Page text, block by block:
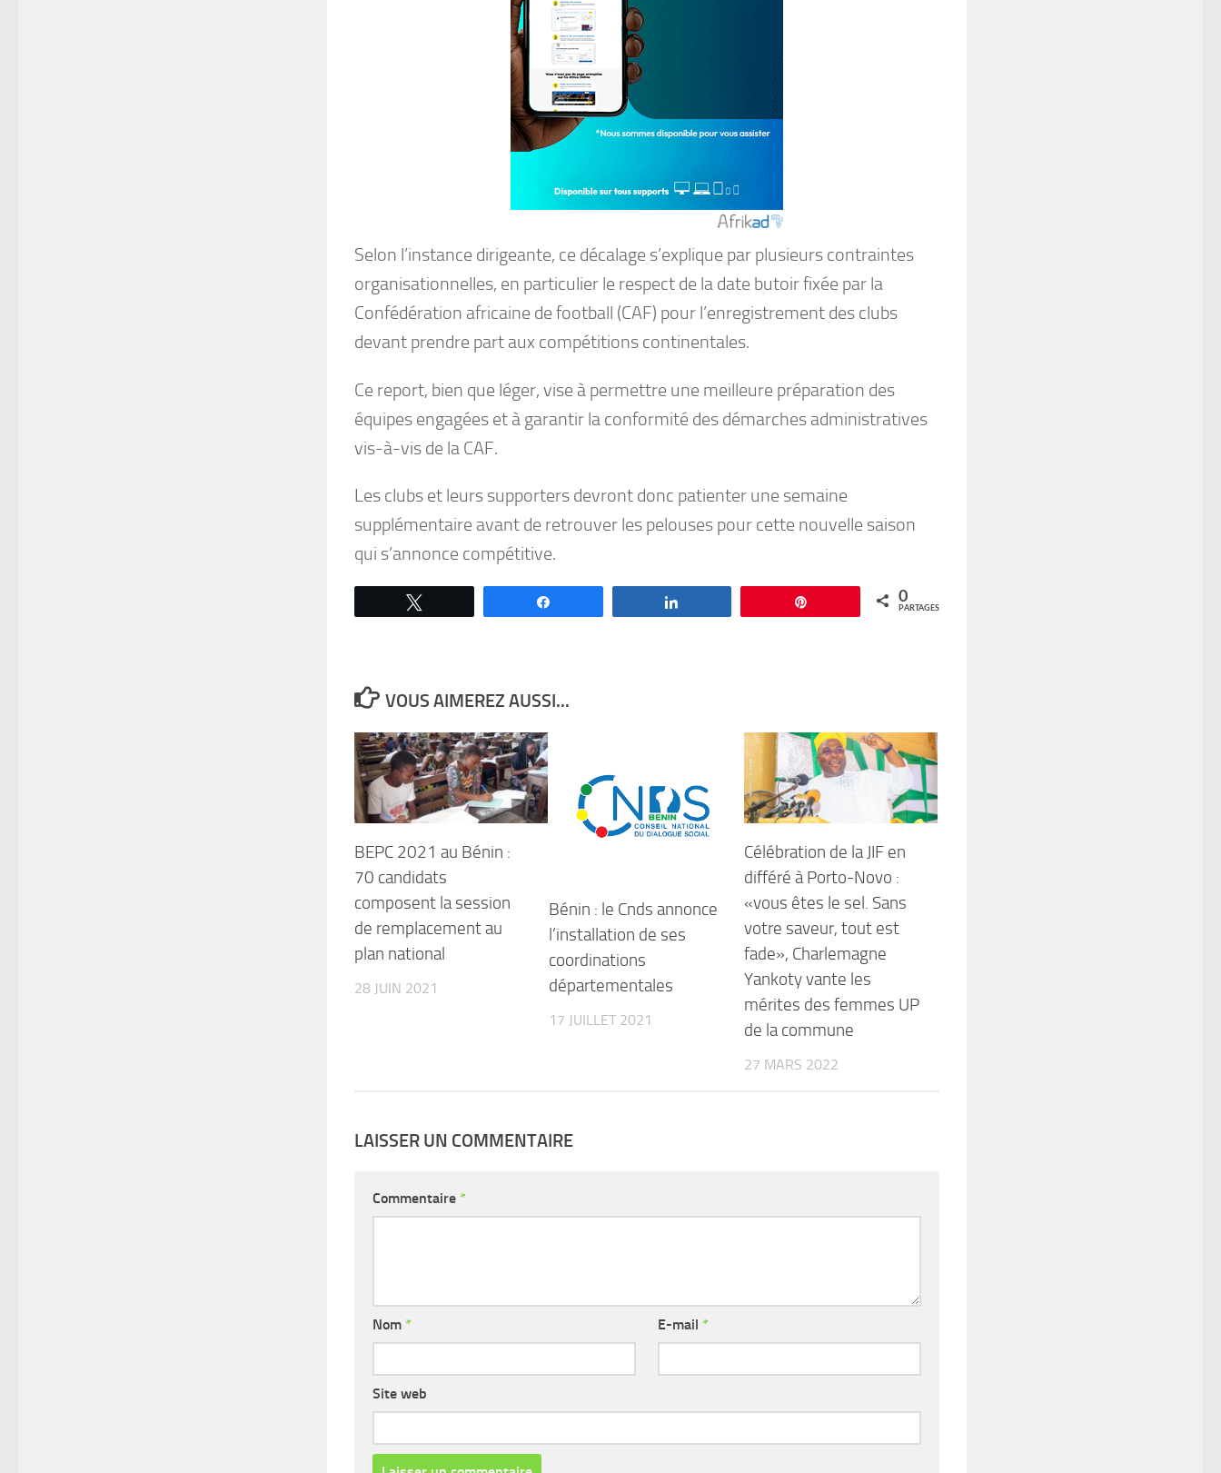
Selon l’instance dirigeante, ce décalage s’explique par plusieurs contraintes
organisationnelles, en particulier le respect de la date butoir fixée par la
Confédération africaine de football (CAF) pour l’enregistrement des clubs
devant prendre part aux compétitions continentales.
Ce report, bien que léger, vise à permettre une meilleure préparation des
équipes engagées et à garantir la conformité des démarches administratives
vis-à-vis de la CAF.
Les clubs et leurs supporters devront donc patienter une semaine
supplémentaire avant de retrouver les pelouses pour cette nouvelle saison
qui s’annonce compétitive.
0
PARTAGES
VOUS AIMEREZ AUSSI...
BEPC 2021 au Bénin :
70 candidats
composent la session
de remplacement au
plan national
28 JUIN 2021
Bénin : le Cnds annonce
l’installation de ses
coordinations
départementales
17 JUILLET 2021
Célébration de la JIF en
différé à Porto-Novo :
«vous êtes le sel. Sans
votre saveur, tout est
fade», Charlemagne
Yankoty vante les
mérites des femmes UP
de la commune
27 MARS 2022
LAISSER UN COMMENTAIRE
Commentaire *
Nom * E-mail *
Site web